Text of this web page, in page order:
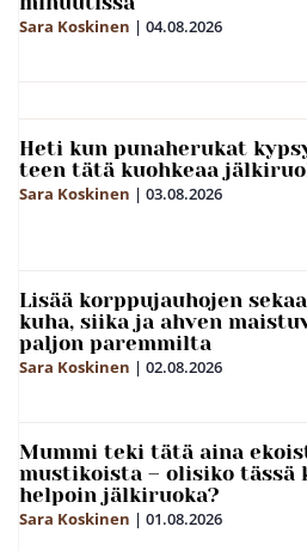
Sara Koskinen | 04.08.2026
Heti kun punaherukat
teen tätä kuohkeaa
Sara Koskinen | 03.08.2026
Lisää korppujauhojen
kuha, siika ja ahven
paljon paremmilta
Sara Koskinen | 02.08.2026
Mummi teki tätä aina
mustikoista – olisiko tässä
helpoin jälkiruoka?
Sara Koskinen | 01.08.2026